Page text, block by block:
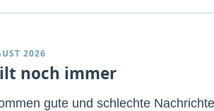
2026
noch immer
gute und schlechte